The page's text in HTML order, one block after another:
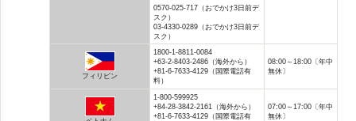
0570-025-717（おでかけ3日前デ
スク）
03-4330-0289（おでかけ3日前デ
スク）
フィリピン
1800-1-8811-0084
+63-2-8403-2486（海外から）
+81-6-7633-4129（国際電話有
料）
08:00～18:00〔年中
無休〕
1-800-599925
+84-28-3842-2161（海外から）
+81-6-7633-4129（国際電話有
07:00～17:00〔年中
無休〕